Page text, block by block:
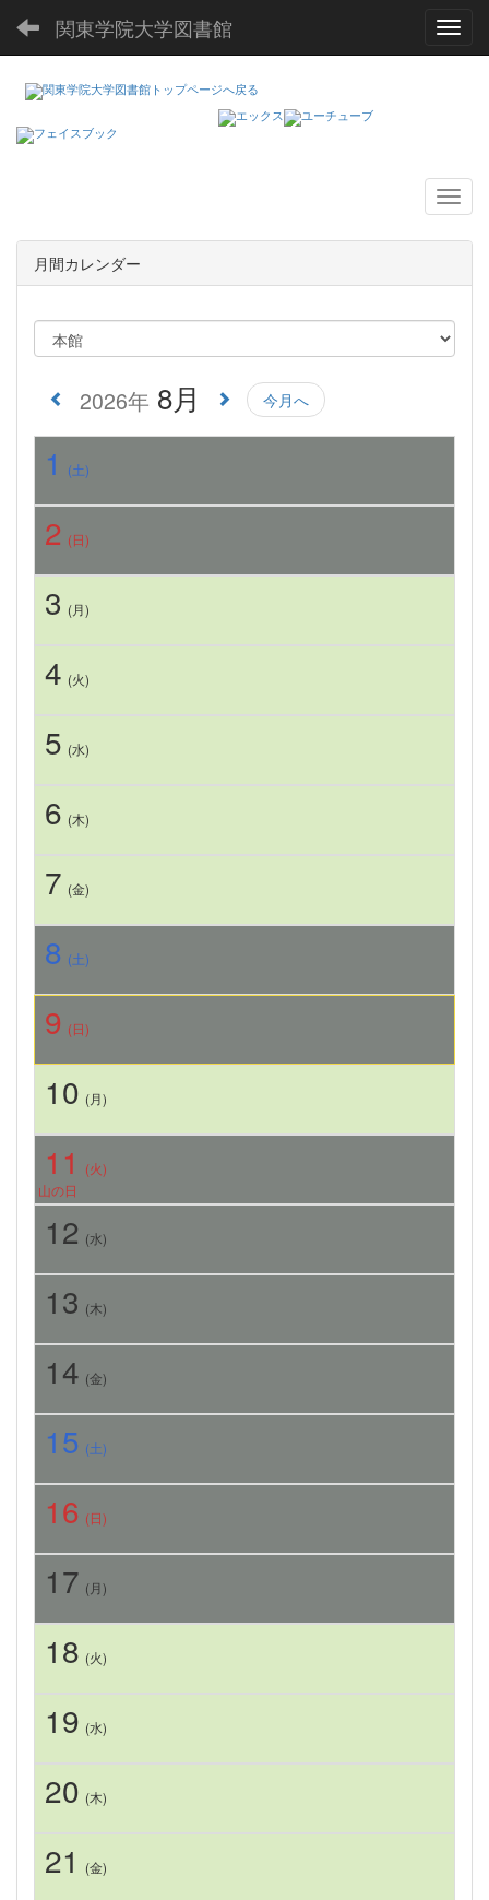
関東学院大学図書館
月間カレンダー
2026年 8月 今月へ
1 (土)
2 (日)
3 (月)
4 (火)
5 (水)
6 (木)
7 (金)
8 (土)
9 (日)
10 (月)
11
(火)
山の日
12 (水)
13 (木)
14 (金)
15 (土)
16 (日)
17 (月)
18 (火)
19 (水)
20 (木)
21 (金)